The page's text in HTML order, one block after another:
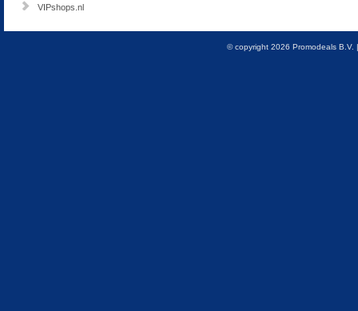
VIPshops.nl
© copyright 2026 Promodeals